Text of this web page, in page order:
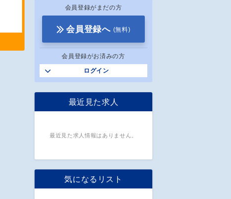
会員登録がまだの方
会員登録へ (無料)
会員登録がお済みの方
ログイン
最近見た求人
最近見た求人情報はありません。
気になるリスト